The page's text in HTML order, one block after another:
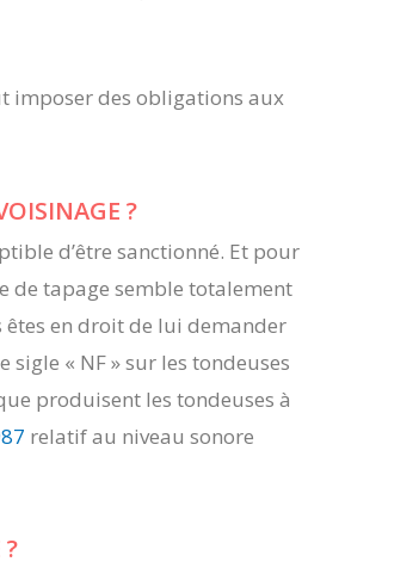
imposer des obligations aux
?
d’être sanctionné. Et pour
de tapage semble totalement
êtes en droit de lui demander
« NF » sur les tondeuses
produisent les tondeuses à
relatif au niveau sonore